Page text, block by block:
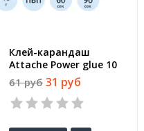
Клей-карандаш
Attache Power glue 10
г
61 руб 31 руб